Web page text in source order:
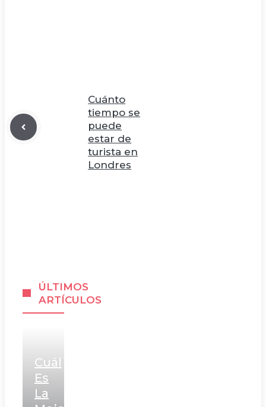
Cuánto
tiempo se
puede
estar de
turista en
Londres
ÚLTIMOS
ARTÍCULOS
Cuál
Es
La